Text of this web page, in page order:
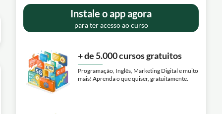
Instale o app agora
para ter acesso ao curso
+ de 5.000 cursos gratuitos
Programação, Inglês, Marketing Digital e muito
mais! Aprenda o que quiser, gratuitamente.